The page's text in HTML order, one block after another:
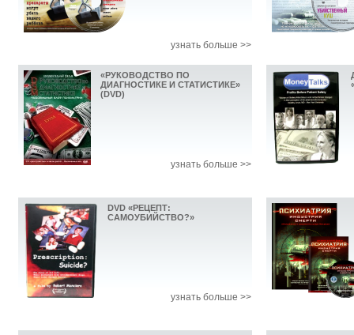
узнать больше >>
«РУКОВОДСТВО ПО
ДИАГНОСТИКЕ И СТАТИСТИКЕ»
(DVD)
узнать больше >>
DVD «РЕЦЕПТ:
САМОУБИЙСТВО?»
узнать больше >>